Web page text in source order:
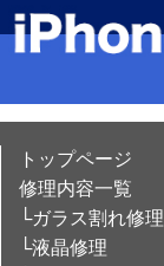
トップページ
修理内容一覧
└ガラス割れ修理
└液晶修理